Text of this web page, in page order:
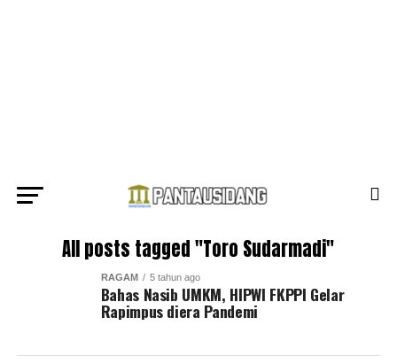
All posts tagged "Toro Sudarmadi"
RAGAM 5 tahun ago
Bahas Nasib UMKM, HIPWI FKPPI Gelar
Rapimpus diera Pandemi